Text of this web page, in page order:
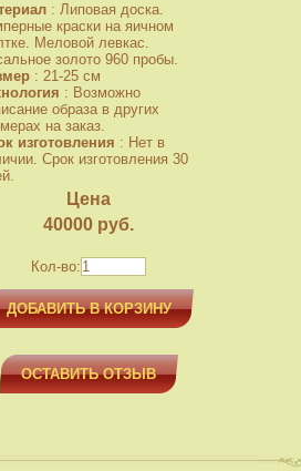
: Липовая доска.
краски на яичном
Меловой левкас.
золото 960 пробы.
: 21-25 см
: Возможно
образа в других
на заказ.
изготовления : Нет в
Срок изготовления 30
Цена
40000 руб.
Кол-во:
ДОБАВИТЬ В КОРЗИНУ
ОСТАВИТЬ ОТЗЫВ